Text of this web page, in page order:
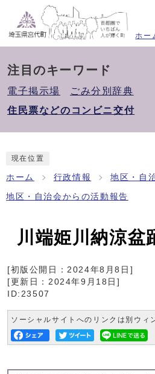
ホー
注目のキーワード
電子掲示場
ごみ分別辞典
住民票などのコンビニ交付
現在位置
ホーム 行政情報 地区・自
地区・自治会からの活動報告
川端姫川納涼盆
[初版公開日：2024年8月8日 ]
[更新日： 2024年9月18日 ]
ID:23507
ソーシャルサイトへのリンクは別ウィ